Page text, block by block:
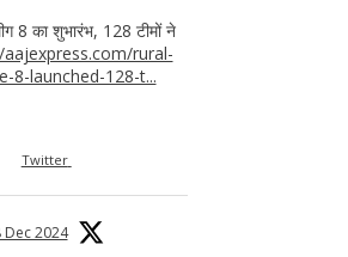
8 का शुभारंभ, 128 टीमों ने
rural-
8-launched-128-t...
Twitter
Dec 2024